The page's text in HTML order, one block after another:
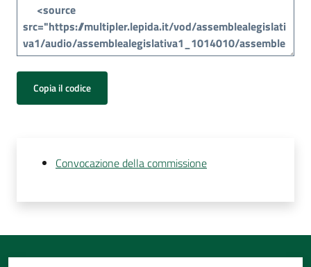
Copia il codice
Convocazione della commissione